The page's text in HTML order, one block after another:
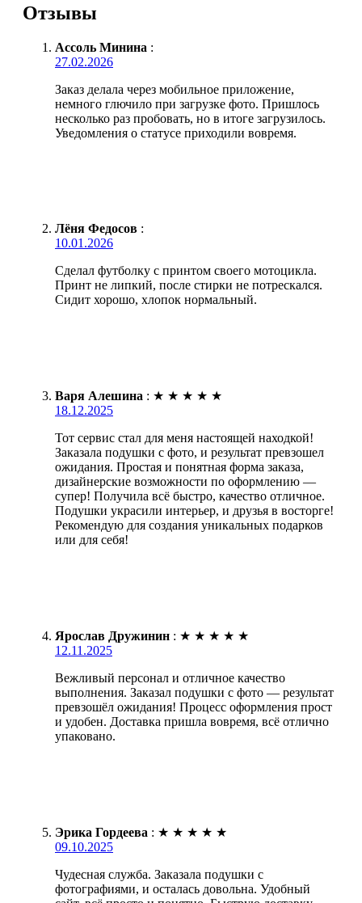
Отзывы
Ассоль Минина :
27.02.2026
Заказ делала через мобильное приложение,
немного глючило при загрузке фото. Пришлось
несколько раз пробовать, но в итоге загрузилось.
Уведомления о статусе приходили вовремя.
Лёня Федосов :
10.01.2026
Сделал футболку с принтом своего мотоцикла.
Принт не липкий, после стирки не потрескался.
Сидит хорошо, хлопок нормальный.
Варя Алешина : ★ ★ ★ ★ ★
18.12.2025
Тот сервис стал для меня настоящей находкой!
Заказала подушки с фото, и результат превзошел
ожидания. Простая и понятная форма заказа,
дизайнерские возможности по оформлению —
супер! Получила всё быстро, качество отличное.
Подушки украсили интерьер, и друзья в восторге!
Рекомендую для создания уникальных подарков
или для себя!
Ярослав Дружинин : ★ ★ ★ ★ ★
12.11.2025
Вежливый персонал и отличное качество
выполнения. Заказал подушки с фото — результат
превзошёл ожидания! Процесс оформления прост
и удобен. Доставка пришла вовремя, всё отлично
упаковано.
Эрика Гордеева : ★ ★ ★ ★ ★
09.10.2025
Чудесная служба. Заказала подушки с
фотографиями, и осталась довольна. Удобный